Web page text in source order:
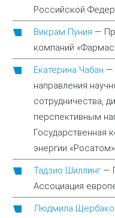
Российской
Викрам Пуния —
компаний
Екатерина Чабан —
направления
сотрудничества,
перспективным
Государственная
энергии «Росатом»
Тадзио Шиллинг —
Ассоциация
Людмила